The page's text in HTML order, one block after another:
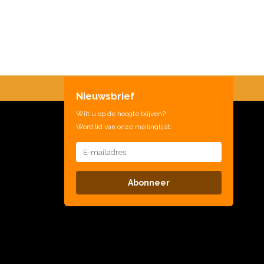
Nieuwsbrief
Wilt u op de hoogte blijven?
Word lid van onze mailinglijst:
Abonneer